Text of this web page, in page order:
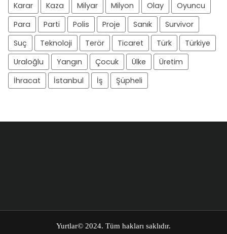
Karar
Kaza Milyar Milyon Olay
Oyuncu
Para
Parti Polis Proje Sanık
Survivor
Suç
Teknoloji Terör Ticaret Türk
Türkiye
Uraloğlu
Yangın Çocuk Ülke
Üretim
İhracat
İstanbul İş Şüpheli
Yurtlar© 2024. Tüm hakları saklıdır.